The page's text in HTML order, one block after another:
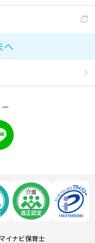
へ
マイナビ保育士